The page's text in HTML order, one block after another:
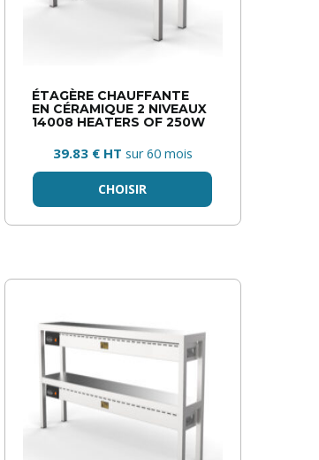
ÉTAGÈRE CHAUFFANTE
EN CÉRAMIQUE 2 NIVEAUX
14008 HEATERS OF 250W
39.83 € HT sur 60 mois
CHOISIR